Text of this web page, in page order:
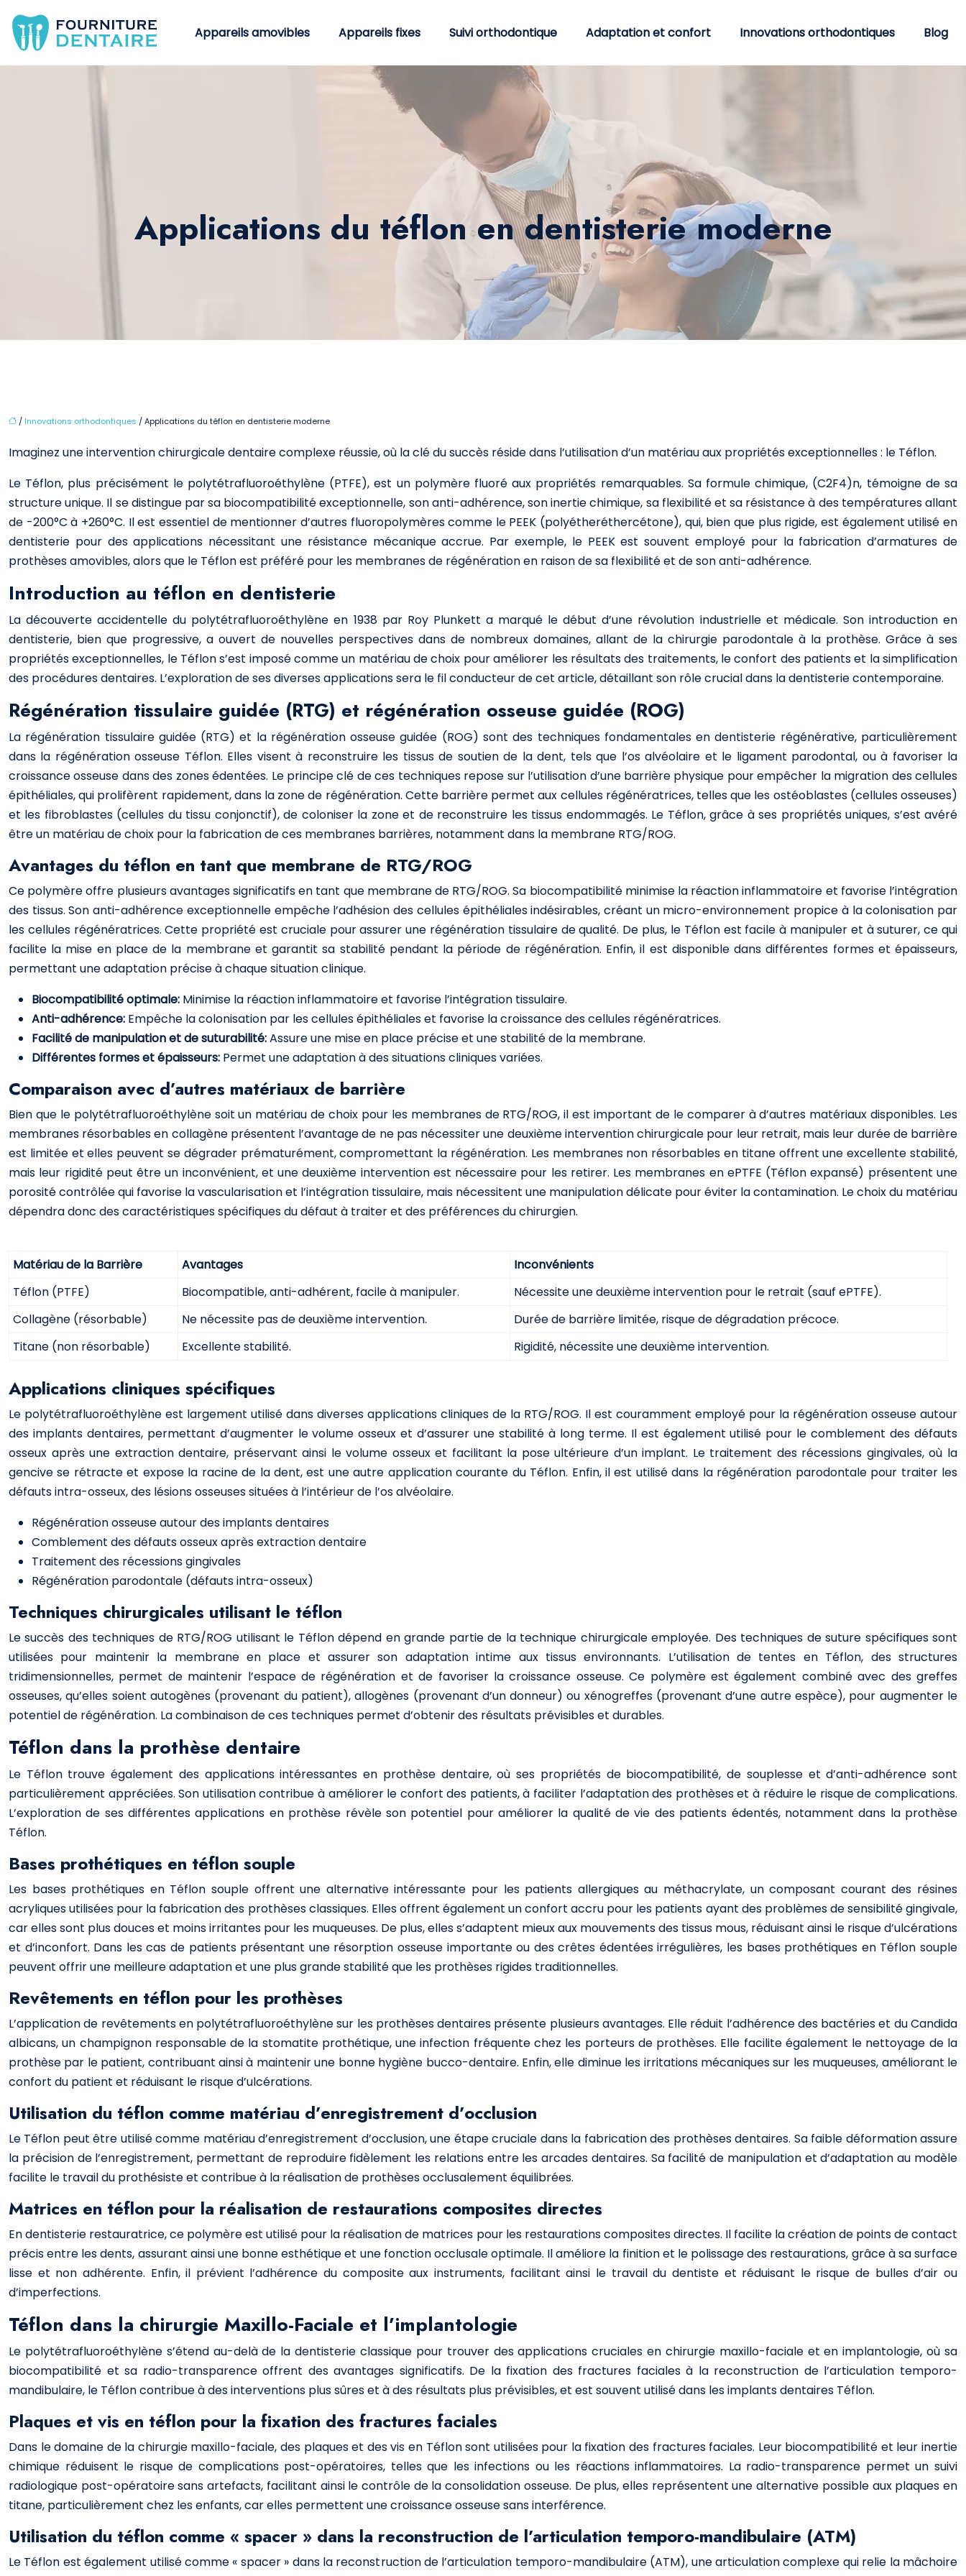
Appareils amovibles Appareils fixes Suivi orthodontique Adaptation et confort Innovations orthodontiques Blog
Applications du téflon en dentisterie moderne
/ Innovations orthodontiques / Applications du téflon en dentisterie moderne
Imaginez une intervention chirurgicale dentaire complexe réussie, où la clé du succès réside dans l’utilisation d’un matériau aux propriétés exceptionnelles : le Téflon.
Le Téflon, plus précisément le polytétrafluoroéthylène (PTFE), est un polymère fluoré aux propriétés remarquables. Sa formule chimique, (C2F4)n, témoigne de sa
structure unique. Il se distingue par sa biocompatibilité exceptionnelle, son anti-adhérence, son inertie chimique, sa flexibilité et sa résistance à des températures allant
de -200°C à +260°C. Il est essentiel de mentionner d’autres fluoropolymères comme le PEEK (polyétheréthercétone), qui, bien que plus rigide, est également utilisé en
dentisterie pour des applications nécessitant une résistance mécanique accrue. Par exemple, le PEEK est souvent employé pour la fabrication d’armatures de
prothèses amovibles, alors que le Téflon est préféré pour les membranes de régénération en raison de sa flexibilité et de son anti-adhérence.
Introduction au téflon en dentisterie
La découverte accidentelle du polytétrafluoroéthylène en 1938 par Roy Plunkett a marqué le début d’une révolution industrielle et médicale. Son introduction en
dentisterie, bien que progressive, a ouvert de nouvelles perspectives dans de nombreux domaines, allant de la chirurgie parodontale à la prothèse. Grâce à ses
propriétés exceptionnelles, le Téflon s’est imposé comme un matériau de choix pour améliorer les résultats des traitements, le confort des patients et la simplification
des procédures dentaires. L’exploration de ses diverses applications sera le fil conducteur de cet article, détaillant son rôle crucial dans la dentisterie contemporaine.
Régénération tissulaire guidée (RTG) et régénération osseuse guidée (ROG)
La régénération tissulaire guidée (RTG) et la régénération osseuse guidée (ROG) sont des techniques fondamentales en dentisterie régénérative, particulièrement
dans la régénération osseuse Téflon. Elles visent à reconstruire les tissus de soutien de la dent, tels que l’os alvéolaire et le ligament parodontal, ou à favoriser la
croissance osseuse dans des zones édentées. Le principe clé de ces techniques repose sur l’utilisation d’une barrière physique pour empêcher la migration des cellules
épithéliales, qui prolifèrent rapidement, dans la zone de régénération. Cette barrière permet aux cellules régénératrices, telles que les ostéoblastes (cellules osseuses)
et les fibroblastes (cellules du tissu conjonctif), de coloniser la zone et de reconstruire les tissus endommagés. Le Téflon, grâce à ses propriétés uniques, s’est avéré
être un matériau de choix pour la fabrication de ces membranes barrières, notamment dans la membrane RTG/ROG.
Avantages du téflon en tant que membrane de RTG/ROG
Ce polymère offre plusieurs avantages significatifs en tant que membrane de RTG/ROG. Sa biocompatibilité minimise la réaction inflammatoire et favorise l’intégration
des tissus. Son anti-adhérence exceptionnelle empêche l’adhésion des cellules épithéliales indésirables, créant un micro-environnement propice à la colonisation par
les cellules régénératrices. Cette propriété est cruciale pour assurer une régénération tissulaire de qualité. De plus, le Téflon est facile à manipuler et à suturer, ce qui
facilite la mise en place de la membrane et garantit sa stabilité pendant la période de régénération. Enfin, il est disponible dans différentes formes et épaisseurs,
permettant une adaptation précise à chaque situation clinique.
Biocompatibilité optimale: Minimise la réaction inflammatoire et favorise l’intégration tissulaire.
Anti-adhérence: Empêche la colonisation par les cellules épithéliales et favorise la croissance des cellules régénératrices.
Facilité de manipulation et de suturabilité:Assure une mise en place précise et une stabilité de la membrane.
Différentes formes et épaisseurs: Permet une adaptation à des situations cliniques variées.
Comparaison avec d’autres matériaux de barrière
Bien que le polytétrafluoroéthylène soit un matériau de choix pour les membranes de RTG/ROG, il est important de le comparer à d’autres matériaux disponibles. Les
membranes résorbables en collagène présentent l’avantage de ne pas nécessiter une deuxième intervention chirurgicale pour leur retrait, mais leur durée de barrière
est limitée et elles peuvent se dégrader prématurément, compromettant la régénération. Les membranes non résorbables en titane offrent une excellente stabilité,
mais leur rigidité peut être un inconvénient, et une deuxième intervention est nécessaire pour les retirer. Les membranes en ePTFE (Téflon expansé) présentent une
porosité contrôlée qui favorise la vascularisation et l’intégration tissulaire, mais nécessitent une manipulation délicate pour éviter la contamination. Le choix du matériau
dépendra donc des caractéristiques spécifiques du défaut à traiter et des préférences du chirurgien.
Matériau de la Barrière Avantages
Inconvénients
Téflon (PTFE)
Biocompatible, anti-adhérent, facile à manipuler.
Nécessite une deuxième intervention pour le retrait (sauf ePTFE).
Collagène (résorbable)
Ne nécessite pas de deuxième intervention.
Durée de barrière limitée, risque de dégradation précoce.
Titane (non résorbable)
Excellente stabilité. Rigidité, nécessite une deuxième intervention.
Applications cliniques spécifiques
Le polytétrafluoroéthylène est largement utilisé dans diverses applications cliniques de la RTG/ROG. Il est couramment employé pour la régénération osseuse autour
des implants dentaires, permettant d’augmenter le volume osseux et d’assurer une stabilité à long terme. Il est également utilisé pour le comblement des défauts
osseux après une extraction dentaire, préservant ainsi le volume osseux et facilitant la pose ultérieure d’un implant. Le traitement des récessions gingivales, où la
gencive se rétracte et expose la racine de la dent, est une autre application courante du Téflon. Enfin, il est utilisé dans la régénération parodontale pour traiter les
défauts intra-osseux, des lésions osseuses situées à l’intérieur de l’os alvéolaire.
Régénération osseuse autour des implants dentaires
Comblement des défauts osseux après extraction dentaire
Traitement des récessions gingivales
Régénération parodontale (défauts intra-osseux)
Techniques chirurgicales utilisant le téflon
Le succès des techniques de RTG/ROG utilisant le Téflon dépend en grande partie de la technique chirurgicale employée. Des techniques de suture spécifiques sont
utilisées pour maintenir la membrane en place et assurer son adaptation intime aux tissus environnants. L’utilisation de tentes en Téflon, des structures
tridimensionnelles, permet de maintenir l’espace de régénération et de favoriser la croissance osseuse. Ce polymère est également combiné avec des greffes
osseuses, qu’elles soient autogènes (provenant du patient), allogènes (provenant d’un donneur) ou xénogreffes (provenant d’une autre espèce), pour augmenter le
potentiel de régénération. La combinaison de ces techniques permet d’obtenir des résultats prévisibles et durables.
Téflon dans la prothèse dentaire
Le Téflon trouve également des applications intéressantes en prothèse dentaire, où ses propriétés de biocompatibilité, de souplesse et d’anti-adhérence sont
particulièrement appréciées. Son utilisation contribue à améliorer le confort des patients, à faciliter l’adaptation des prothèses et à réduire le risque de complications.
L’exploration de ses différentes applications en prothèse révèle son potentiel pour améliorer la qualité de vie des patients édentés, notamment dans la prothèse
Téflon.
Bases prothétiques en téflon souple
Les bases prothétiques en Téflon souple offrent une alternative intéressante pour les patients allergiques au méthacrylate, un composant courant des résines
acryliques utilisées pour la fabrication des prothèses classiques. Elles offrent également un confort accru pour les patients ayant des problèmes de sensibilité gingivale,
car elles sont plus douces et moins irritantes pour les muqueuses. De plus, elles s’adaptent mieux aux mouvements des tissus mous, réduisant ainsi le risque d’ulcérations
et d’inconfort. Dans les cas de patients présentant une résorption osseuse importante ou des crêtes édentées irrégulières, les bases prothétiques en Téflon souple
peuvent offrir une meilleure adaptation et une plus grande stabilité que les prothèses rigides traditionnelles.
Revêtements en téflon pour les prothèses
L’application de revêtements en polytétrafluoroéthylène sur les prothèses dentaires présente plusieurs avantages. Elle réduit l’adhérence des bactéries et du Candida
albicans, un champignon responsable de la stomatite prothétique, une infection fréquente chez les porteurs de prothèses. Elle facilite également le nettoyage de la
prothèse par le patient, contribuant ainsi à maintenir une bonne hygiène bucco-dentaire. Enfin, elle diminue les irritations mécaniques sur les muqueuses, améliorant le
confort du patient et réduisant le risque d’ulcérations.
Utilisation du téflon comme matériau d’enregistrement d’occlusion
Le Téflon peut être utilisé comme matériau d’enregistrement d’occlusion, une étape cruciale dans la fabrication des prothèses dentaires. Sa faible déformation assure
la précision de l’enregistrement, permettant de reproduire fidèlement les relations entre les arcades dentaires. Sa facilité de manipulation et d’adaptation au modèle
facilite le travail du prothésiste et contribue à la réalisation de prothèses occlusalement équilibrées.
Matrices en téflon pour la réalisation de restaurations composites directes
En dentisterie restauratrice, ce polymère est utilisé pour la réalisation de matrices pour les restaurations composites directes. Il facilite la création de points de contact
précis entre les dents, assurant ainsi une bonne esthétique et une fonction occlusale optimale. Il améliore la finition et le polissage des restaurations, grâce à sa surface
lisse et non adhérente. Enfin, il prévient l’adhérence du composite aux instruments, facilitant ainsi le travail du dentiste et réduisant le risque de bulles d’air ou
d’imperfections.
Téflon dans la chirurgie Maxillo-Faciale et l’implantologie
Le polytétrafluoroéthylène s’étend au-delà de la dentisterie classique pour trouver des applications cruciales en chirurgie maxillo-faciale et en implantologie, où sa
biocompatibilité et sa radio-transparence offrent des avantages significatifs. De la fixation des fractures faciales à la reconstruction de l’articulation temporo-
mandibulaire, le Téflon contribue à des interventions plus sûres et à des résultats plus prévisibles, et est souvent utilisé dans les implants dentaires Téflon.
Plaques et vis en téflon pour la fixation des fractures faciales
Dans le domaine de la chirurgie maxillo-faciale, des plaques et des vis en Téflon sont utilisées pour la fixation des fractures faciales. Leur biocompatibilité et leur inertie
chimique réduisent le risque de complications post-opératoires, telles que les infections ou les réactions inflammatoires. La radio-transparence permet un suivi
radiologique post-opératoire sans artefacts, facilitant ainsi le contrôle de la consolidation osseuse. De plus, elles représentent une alternative possible aux plaques en
titane, particulièrement chez les enfants, car elles permettent une croissance osseuse sans interférence.
Utilisation du téflon comme « spacer » dans la reconstruction de l’articulation temporo-mandibulaire (ATM)
Le Téflon est également utilisé comme « spacer » dans la reconstruction de l’articulation temporo-mandibulaire (ATM), une articulation complexe qui relie la mâchoire